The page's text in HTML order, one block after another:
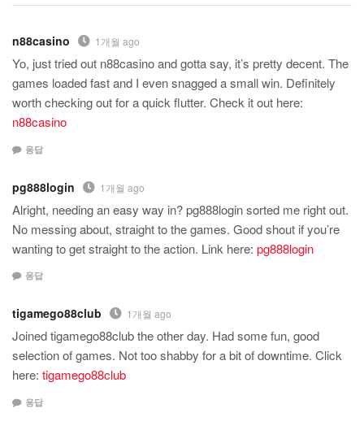
n88casino 1개월 ago
Yo, just tried out n88casino and gotta say, it’s pretty decent. The
games loaded fast and I even snagged a small win. Definitely
worth checking out for a quick flutter. Check it out here:
n88casino
응답
pg888login 1개월 ago
Alright, needing an easy way in? pg888login sorted me right out.
No messing about, straight to the games. Good shout if you’re
wanting to get straight to the action. Link here: pg888login
응답
tigamego88club 1개월 ago
Joined tigamego88club the other day. Had some fun, good
selection of games. Not too shabby for a bit of downtime. Click
here: tigamego88club
응답